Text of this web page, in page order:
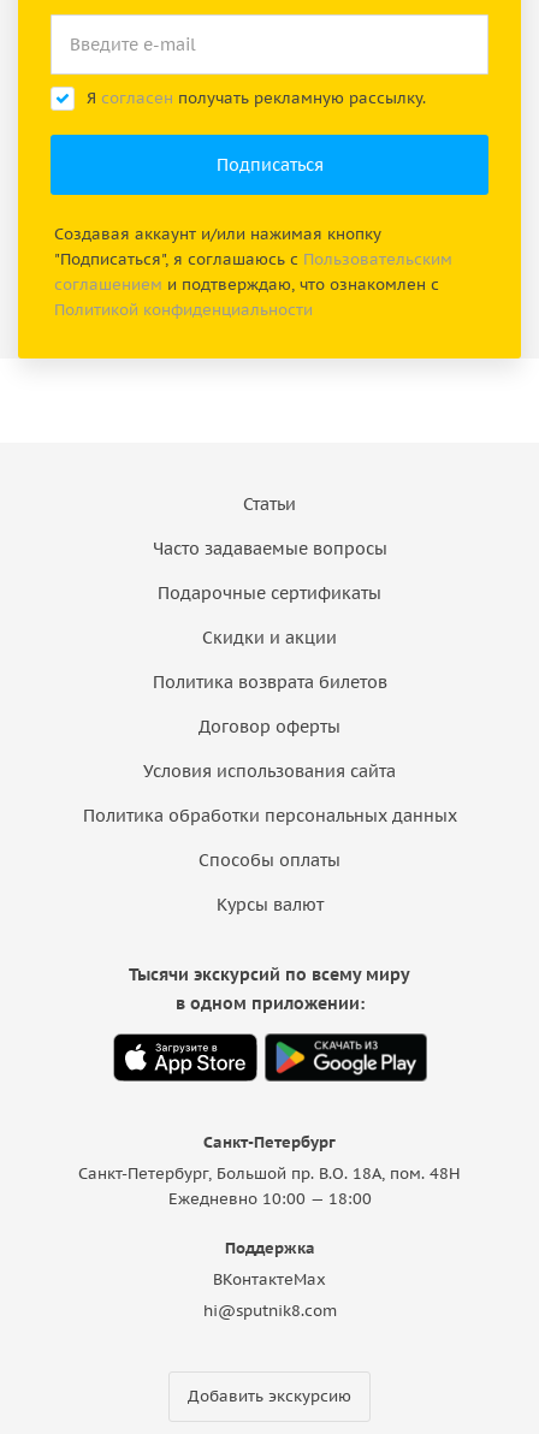
Я согласен получать рекламную рассылку.
Создавая аккаунт и/или нажимая кнопку
"Подписаться", я соглашаюсь с Пользовательским
соглашением и подтверждаю, что ознакомлен с
Политикой конфиденциальности
Статьи
Часто задаваемые вопросы
Подарочные сертификаты
Скидки и акции
Политика возврата билетов
Договор оферты
Условия использования сайта
Политика обработки персональных данных
Способы оплаты
Курсы валют
Санкт-Петербург
Санкт-Петербург, Большой пр. В.О. 18A, пом. 48Н
Ежедневно 10:00 — 18:00
Поддержка
ВКонтактеMax
hi@sputnik8.com
Добавить экскурсию
Тысячи экскурсий по всему миру
в одном приложении: